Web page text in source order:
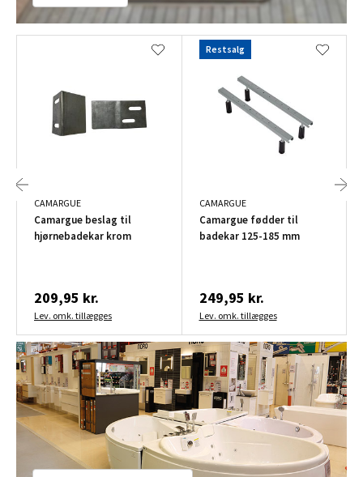
CAMARGUE
Camargue beslag til
hjørnebadekar krom
209,95 kr.
Lev. omk. tillægges
Restsalg
CAMARGUE
Camargue fødder til
badekar 125-185 mm
249,95 kr.
Lev. omk. tillægges